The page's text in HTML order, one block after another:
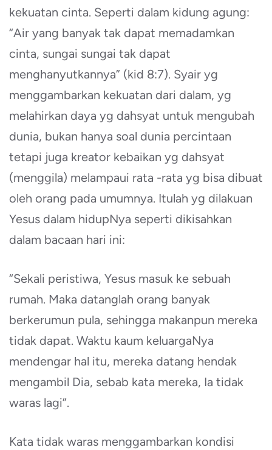
kekuatan cinta. Seperti dalam kidung agung:
“Air yang banyak tak dapat memadamkan
cinta, sungai sungai tak dapat
menghanyutkannya” (kid 8:7). Syair yg
menggambarkan kekuatan dari dalam, yg
melahirkan daya yg dahsyat untuk mengubah
dunia, bukan hanya soal dunia percintaan
tetapi juga kreator kebaikan yg dahsyat
(menggila) melampaui rata -rata yg bisa dibuat
oleh orang pada umumnya. Itulah yg dilakuan
Yesus dalam hidupNya seperti dikisahkan
dalam bacaan hari ini:
“Sekali peristiwa, Yesus masuk ke sebuah
rumah. Maka datanglah orang banyak
berkerumun pula, sehingga makanpun mereka
tidak dapat. Waktu kaum keluargaNya
mendengar hal itu, mereka datang hendak
mengambil Dia, sebab kata mereka, Ia tidak
waras lagi”.
Kata tidak waras menggambarkan kondisi